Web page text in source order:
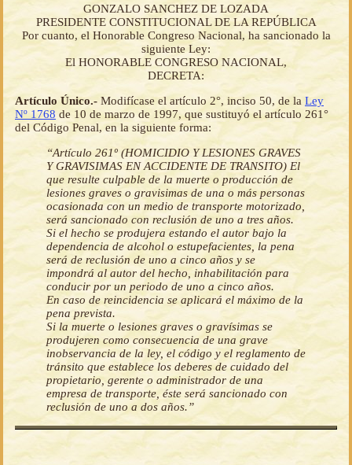
GONZALO SANCHEZ DE LOZADA
PRESIDENTE CONSTITUCIONAL DE LA REPÚBLICA
Por cuanto, el Honorable Congreso Nacional, ha sancionado la
siguiente Ley:
El HONORABLE CONGRESO NACIONAL,
DECRETA:
Artículo Único.- Modifícase el artículo 2°, inciso 50, de la Ley
Nº 1768 de 10 de marzo de 1997, que sustituyó el artículo 261°
del Código Penal, en la siguiente forma:
“Artículo 261º (HOMICIDIO Y LESIONES GRAVES
Y GRAVISIMAS EN ACCIDENTE DE TRANSITO) El
que resulte culpable de la muerte o producción de
lesiones graves o gravisimas de una o más personas
ocasionada con un medio de transporte motorizado,
será sancionado con reclusión de uno a tres años.
Si el hecho se produjera estando el autor bajo la
dependencia de alcohol o estupefacientes, la pena
será de reclusión de uno a cinco años y se
impondrá al autor del hecho, inhabilitación para
conducir por un periodo de uno a cinco años.
En caso de reincidencia se aplicará el máximo de la
pena prevista.
Si la muerte o lesiones graves o gravísimas se
produjeren como consecuencia de una grave
inobservancia de la ley, el código y el reglamento de
tránsito que establece los deberes de cuidado del
propietario, gerente o administrador de una
empresa de transporte, éste será sancionado con
reclusión de uno a dos años.”